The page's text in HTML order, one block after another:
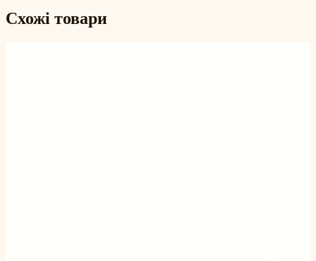
Схожі товари